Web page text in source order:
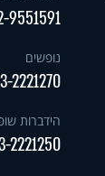
9551591
נופשים
2221270
הידברות
2221250